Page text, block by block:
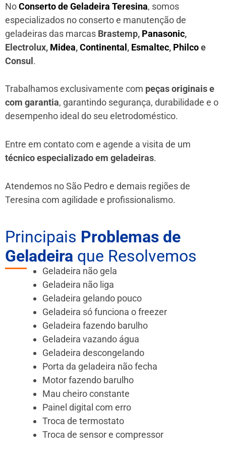
NoConserto de Geladeira Teresina, somos
especializados no conserto e manutenção de
geladeiras das marcas Brastemp, Panasonic,
Electrolux, Midea,Continental, Esmaltec, Philcoe
Consul.
Trabalhamos exclusivamente com peças originais e
com garantia, garantindo segurança, durabilidade e o
desempenho ideal do seu eletrodoméstico.
Entre em contato com e agende a visita de um
técnico especializado em geladeiras.
Atendemos no São Pedro e demais regiões de
Teresina com agilidade e profissionalismo.
Principais Problemas de
Geladeira que Resolvemos
Geladeira não gela
Geladeira não liga
Geladeira gelando pouco
Geladeira só funciona o freezer
Geladeira fazendo barulho
Geladeira vazando água
Geladeira descongelando
Porta da geladeira não fecha
Motor fazendo barulho
Mau cheiro constante
Painel digital com erro
Troca de termostato
Troca de sensor e compressor